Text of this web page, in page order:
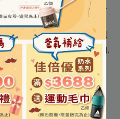
鈉.氫氧化鉀.麥芽糊精.
鹼醯胺.本多酸鈣.葡萄
B1.維生素B2.維生素A棕
.鉬酸鈉.碘化鉀.硒酸鈉.